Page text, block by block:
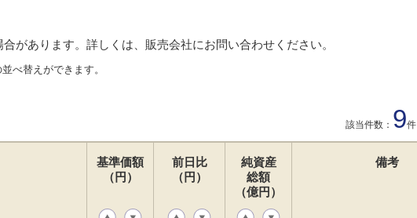
があります。詳しくは、販売会社にお問い合わせください。
べ替えができます。
該当件数： 9件
基準価額
（円）
前日比
（円）
純資産
総額
（億円）
備考